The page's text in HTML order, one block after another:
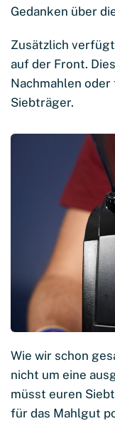
Gedanken über
Zusätzlich
auf der Front.
Nachmahlen
Siebträger.
Wie wir schon
nicht um eine
müsst euren
für das Mahlgut